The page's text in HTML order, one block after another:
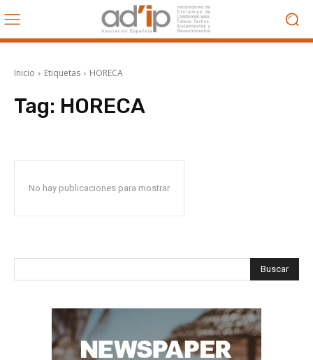
Inicio Etiquetas HORECA
Tag: HORECA
No hay publicaciones para mostrar
Buscar